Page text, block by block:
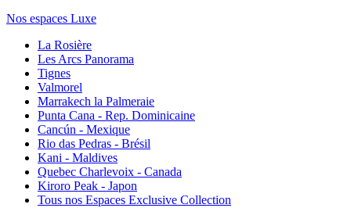
Nos espaces Luxe
La Rosière
Les Arcs Panorama
Tignes
Valmorel
Marrakech la Palmeraie
Punta Cana - Rep. Dominicaine
Cancún - Mexique
Rio das Pedras - Brésil
Kani - Maldives
Quebec Charlevoix - Canada
Kiroro Peak - Japon
Tous nos Espaces Exclusive Collection